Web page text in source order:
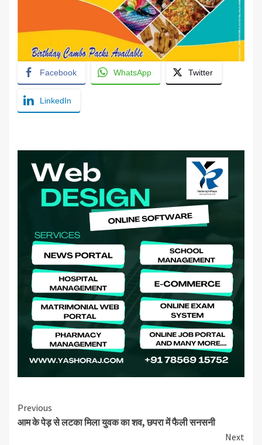
Facebook WhatsApp Twitter
LinkedIn
Continue
Reading
Previous
आम के पेड़ से लटका मिला युवक का शव, छपरा में फैली सनसनी
Next